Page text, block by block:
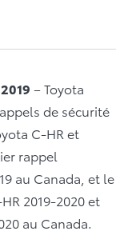
– Toyota
de sécurité
C-HR et
rappel
au Canada, et le
2019-2020 et
au Canada.